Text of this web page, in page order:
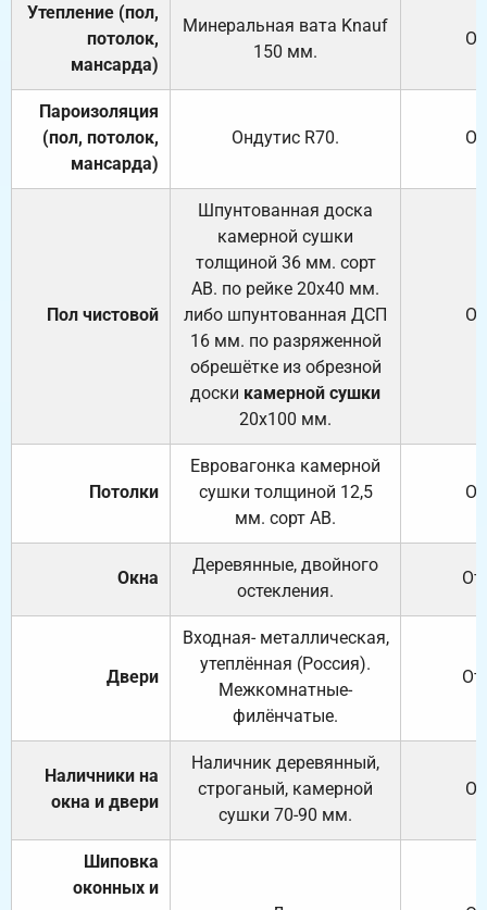
Утепление (пол,
потолок,
мансарда)
Минеральная вата Knauf
150 мм.
Пароизоляция
(пол, потолок,
мансарда)
Ондутис R70.
Пол чистовой
Шпунтованная доска
камерной сушки
толщиной 36 мм. сорт
АВ. по рейке 20х40 мм.
либо шпунтованная ДСП
16 мм. по разряженной
обрешётке из обрезной
доски камерной сушки
20х100 мм.
Потолки
Евровагонка камерной
сушки толщиной 12,5
мм. сорт АВ.
Окна
Деревянные, двойного
остекления.
Двери
Входная- металлическая,
утеплённая (Россия).
Межкомнатные-
филёнчатые.
Наличники на
окна и двери
Наличник деревянный,
строганый, камерной
сушки 70-90 мм.
Шиповка
оконных и